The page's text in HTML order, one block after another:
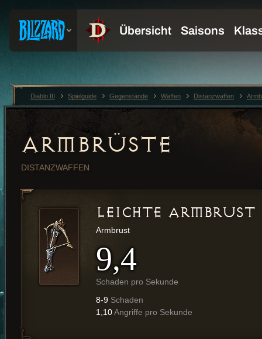
ARMBRÜSTE
DISTANZWAFFEN
LEICHTE ARMBRUST
Armbrust
9,4
Schaden pro Sekunde
8-9 Schaden
1,10Angriffe pro Sekunde
Diablo III Spielguide Gegenstände Waffen Distanzwaffen